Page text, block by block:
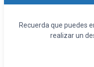
Recuerda que puedes
realizar un